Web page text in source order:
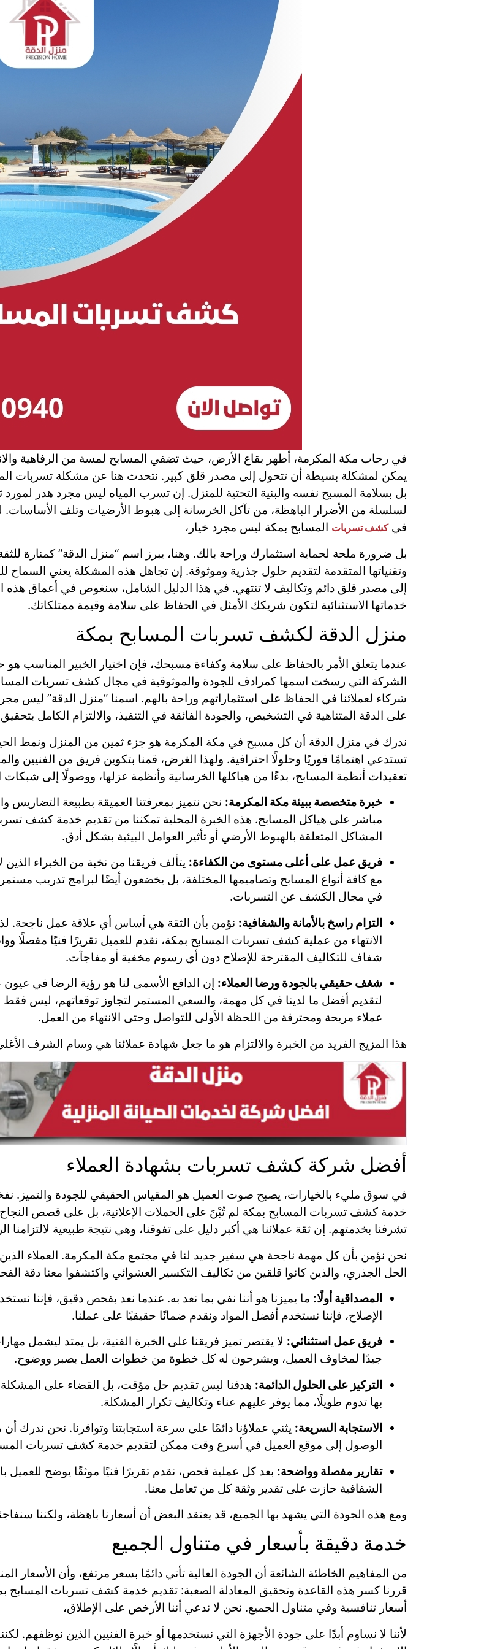
في رحاب مكة المكرمة، أطهر بقاع الأرض، حيث تضفي المسابح لمسة من الرفاهية
يمكن لمشكلة بسيطة أن تتحول إلى مصدر قلق كبير. نتحدث هنا عن مشكلة تسربات
بل بسلامة المسبح نفسه والبنية التحتية للمنزل. إن تسرب المياه ليس مجرد هدر لمورد
لسلسلة من الأضرار الباهظة، من تآكل الخرسانة إلى هبوط الأرضيات وتلف
فيكشف تسربات المسابح بمكة ليس مجرد خيار،
بل ضرورة ملحة لحماية استثمارك وراحة بالك. وهنا، يبرز اسم “منزل الدقة” كمنارة
وتقنياتها المتقدمة لتقديم حلول جذرية وموثوقة. إن تجاهل هذه المشكلة يعني
إلى مصدر قلق دائم وتكاليف لا تنتهي. في هذا الدليل الشامل، سنغوص في أعماق
خدماتها الاستثنائية لتكون شريكك الأمثل في الحفاظ على سلامة وقيمة ممتلكاتك.
منزل الدقة لكشف تسربات المسابح بمكة
عندما يتعلق الأمر بالحفاظ على سلامة وكفاءة مسبحك، فإن اختيار الخبير المناسب هو
الشركة التي رسخت اسمها كمرادف للجودة والموثوقية في مجال كشف تسربات
شركاء لعملائنا في الحفاظ على استثماراتهم وراحة بالهم. اسمنا “منزل الدقة” ليس
على الدقة المتناهية في التشخيص، والجودة الفائقة في التنفيذ، والالتزام الكامل
ندرك في منزل الدقة أن كل مسبح في مكة المكرمة هو جزء ثمين من المنزل ونمط
تستدعي اهتمامًا فوريًا وحلولًا احترافية. ولهذا الغرض، قمنا بتكوين فريق من الفنيين
تعقيدات أنظمة المسابح، بدءًا من هياكلها الخرسانية وأنظمة عزلها، ووصولًا إلى شبكات
خبرة متخصصة ببيئة مكة المكرمة: نحن نتميز بمعرفتنا العميقة بطبيعة التضاريس
مباشر على هياكل المسابح. هذه الخبرة المحلية تمكننا من تقديم خدمة كشف
المشاكل المتعلقة بالهبوط الأرضي أو تأثير العوامل البيئية بشكل أدق.
فريق عمل على أعلى مستوى من الكفاءة: يتألف فريقنا من نخبة من الخبراء
مع كافة أنواع المسابح وتصاميمها المختلفة، بل يخضعون أيضًا لبرامج تدريب
في مجال الكشف عن التسربات.
التزام راسخ بالأمانة والشفافية: نؤمن بأن الثقة هي أساس أي علاقة عمل ناجحة.
الانتهاء من عملية كشف تسربات المسابح بمكة، نقدم للعميل تقريرًا فنيًا
شفاف للتكاليف المقترحة للإصلاح دون أي رسوم مخفية أو مفاجآت.
شغف حقيقي بالجودة ورضا العملاء: إن الدافع الأسمى لنا هو رؤية الرضا في
لتقديم أفضل ما لدينا في كل مهمة، والسعي المستمر لتجاوز توقعاتهم، ليس
عملاء مريحة ومحترفة من اللحظة الأولى للتواصل وحتى الانتهاء من العمل.
هذا المزيج الفريد من الخبرة والالتزام هو ما جعل شهادة عملائنا هي وسام الشرف
أفضل شركة كشف تسربات بشهادة العملاء
في سوق مليء بالخيارات، يصبح صوت العميل هو المقياس الحقيقي للجودة والتميز.
خدمة كشف تسربات المسابح بمكة لم تُبْنَ على الحملات الإعلانية، بل على قصص النجاح
تشرفنا بخدمتهم. إن ثقة عملائنا هي أكبر دليل على تفوقنا، وهي نتيجة طبيعية لالتزامنا
نحن نؤمن بأن كل مهمة ناجحة هي سفير جديد لنا في مجتمع مكة المكرمة. العملاء
الحل الجذري، والذين كانوا قلقين من تكاليف التكسير العشوائي واكتشفوا معنا
المصداقية أولًا: ما يميزنا هو أننا نفي بما نعد به. عندما نعد بفحص دقيق، فإننا
الإصلاح، فإننا نستخدم أفضل المواد ونقدم ضمانًا حقيقيًا على عملنا.
فريق عمل استثنائي: لا يقتصر تميز فريقنا على الخبرة الفنية، بل يمتد ليشمل
جيدًا لمخاوف العميل، ويشرحون له كل خطوة من خطوات العمل بصبر ووضوح.
التركيز على الحلول الدائمة: هدفنا ليس تقديم حل مؤقت، بل القضاء على المشكلة
بها تدوم طويلًا، مما يوفر عليهم عناء وتكاليف تكرار المشكلة.
الاستجابة السريعة: يثني عملاؤنا دائمًا على سرعة استجابتنا وتوافرنا. نحن
الوصول إلى موقع العميل في أسرع وقت ممكن لتقديم خدمة كشف تسربات
تقارير مفصلة وواضحة: بعد كل عملية فحص، نقدم تقريرًا فنيًا موثقًا يوضح للعميل
الشفافية حازت على تقدير وثقة كل من تعامل معنا.
ومع هذه الجودة التي يشهد بها الجميع، قد يعتقد البعض أن أسعارنا باهظة، ولكننا
خدمة دقيقة بأسعار في متناول الجميع
من المفاهيم الخاطئة الشائعة أن الجودة العالية تأتي دائمًا بسعر مرتفع، وأن
قررنا كسر هذه القاعدة وتحقيق المعادلة الصعبة: تقديم خدمة كشف تسربات المسابح
أسعار تنافسية وفي متناول الجميع. نحن لا ندعي أننا الأرخص على الإطلاق،
لأننا لا نساوم أبدًا على جودة الأجهزة التي نستخدمها أو خبرة الفنيين الذين